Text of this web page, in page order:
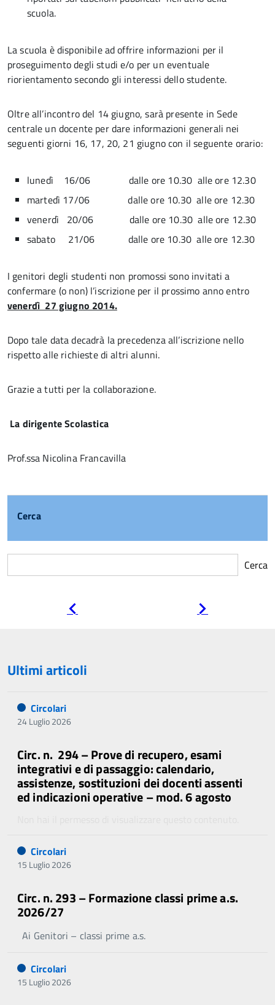
scuola.
La scuola è disponibile ad offrire informazioni per il
proseguimento degli studi e/o per un eventuale
riorientamento secondo gli interessi dello studente.
Oltre all’incontro del 14 giugno, sarà presente in Sede
centrale un docente per dare informazioni generali nei
seguenti giorni 16, 17, 20, 21 giugno con il seguente orario:
lunedì 16/06 dalle ore 10.30 alle ore 12.30
martedì 17/06 dalle ore 10.30 alle ore 12.30
venerdì 20/06 dalle ore 10.30 alle ore 12.30
sabato 21/06 dalle ore 10.30 alle ore 12.30
I genitori degli studenti non promossi sono invitati a
confermare (o non) l’iscrizione per il prossimo anno entro
venerdì 27 giugno 2014.
Dopo tale data decadrà la precedenza all’iscrizione nello
rispetto alle richieste di altri alunni.
Grazie a tutti per la collaborazione.
La dirigente Scolastica
Prof.ssa Nicolina Francavilla
Cerca
Cerca
Ultimi articoli
Circolari
24 Luglio 2026
Circ. n. 294 – Prove di recupero, esami
integrativi e di passaggio: calendario,
assistenze, sostituzioni dei docenti assenti
ed indicazioni operative – mod. 6 agosto
Circolari
15 Luglio 2026
Circ. n. 293 – Formazione classi prime a.s.
2026/27
Ai Genitori – classi prime a.s.
Circolari
15 Luglio 2026